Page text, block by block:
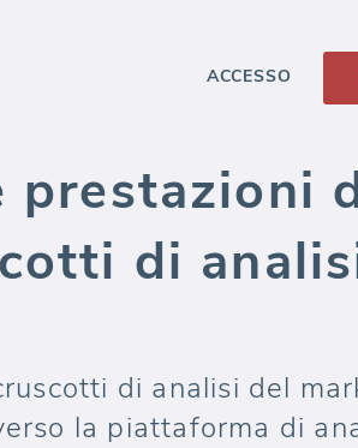
ACCESSO
di
di analisi del
la piattaforma di